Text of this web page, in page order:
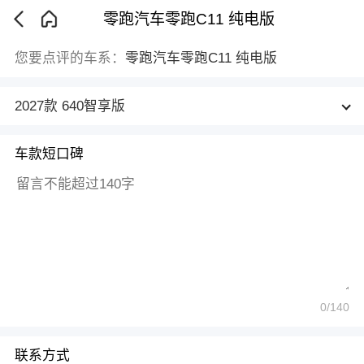
零跑汽车零跑C11 纯电版
您要点评的车系： 零跑汽车零跑C11 纯电版
2027款 640智享版
车款短口碑
0/140
联系方式